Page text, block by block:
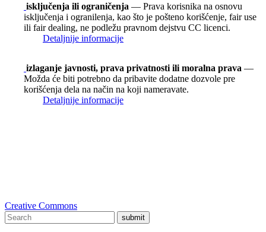
isključenja ili ograničenja — Prava korisnika na osnovu
isključenja i ogranilenja, kao što je pošteno korišćenje, fair use
ili fair dealing, ne podležu pravnom dejstvu CC licenci.
Detaljnije informacije
izlaganje javnosti, prava privatnosti ili moralna prava —
Možda će biti potrebno da pribavite dodatne dozvole pre
korišćenja dela na način na koji nameravate.
Detaljnije informacije
Creative Commons
submit